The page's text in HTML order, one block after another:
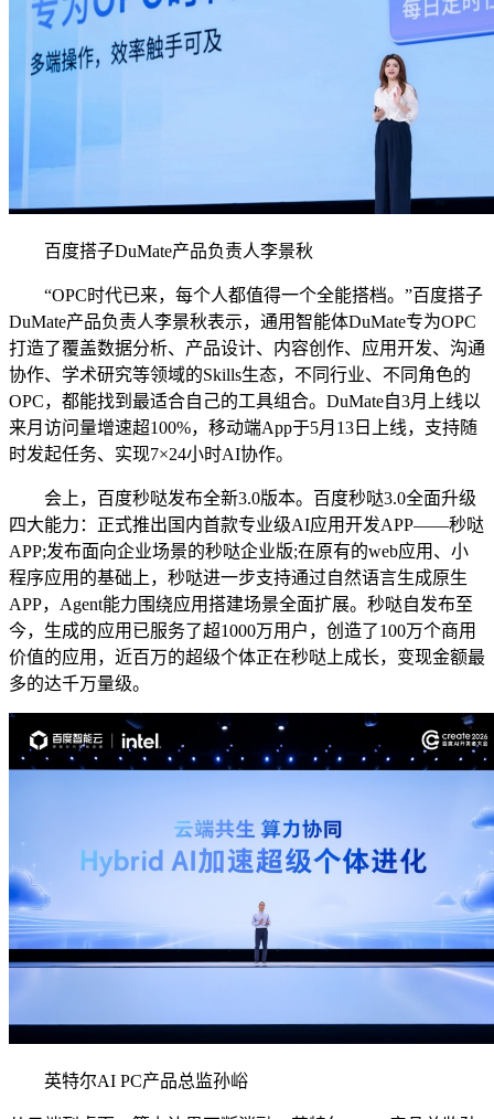
百度搭子DuMate产品负责人李景秋
“OPC时代已来，每个人都值得一个全能搭档。”百度搭子
DuMate产品负责人李景秋表示，通用智能体DuMate专为OPC
打造了覆盖数据分析、产品设计、内容创作、应用开发、沟通
协作、学术研究等领域的Skills生态，不同行业、不同角色的
OPC，都能找到最适合自己的工具组合。DuMate自3月上线以
来月访问量增速超100%，移动端App于5月13日上线，支持随
时发起任务、实现7×24小时AI协作。
会上，百度秒哒发布全新3.0版本。百度秒哒3.0全面升级
四大能力：正式推出国内首款专业级AI应用开发APP——秒哒
APP;发布面向企业场景的秒哒企业版;在原有的web应用、小
程序应用的基础上，秒哒进一步支持通过自然语言生成原生
APP，Agent能力围绕应用搭建场景全面扩展。秒哒自发布至
今，生成的应用已服务了超1000万用户，创造了100万个商用
价值的应用，近百万的超级个体正在秒哒上成长，变现金额最
多的达千万量级。
英特尔AI PC产品总监孙峪